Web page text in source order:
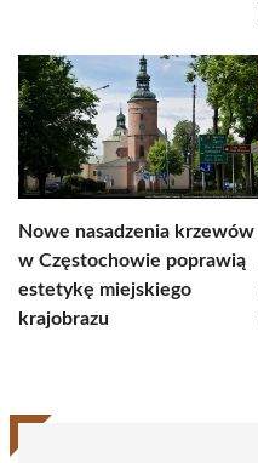
Nowe nasadzenia krzewów
w Częstochowie poprawią
estetykę miejskiego
krajobrazu